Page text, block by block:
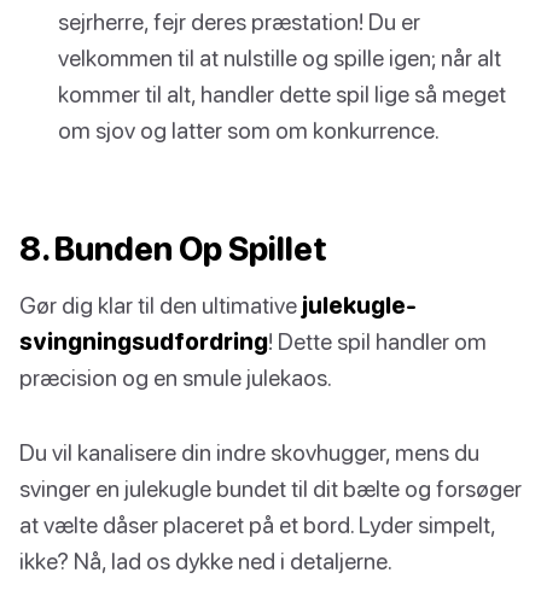
sejrherre, fejr deres præstation! Du er
velkommen til at nulstille og spille igen; når alt
kommer til alt, handler dette spil lige så meget
om sjov og latter som om konkurrence.
8. Bunden Op Spillet
Gør dig klar til den ultimative julekugle-
svingningsudfordring! Dette spil handler om
præcision og en smule julekaos.
Du vil kanalisere din indre skovhugger, mens du
svinger en julekugle bundet til dit bælte og forsøger
at vælte dåser placeret på et bord. Lyder simpelt,
ikke? Nå, lad os dykke ned i detaljerne.